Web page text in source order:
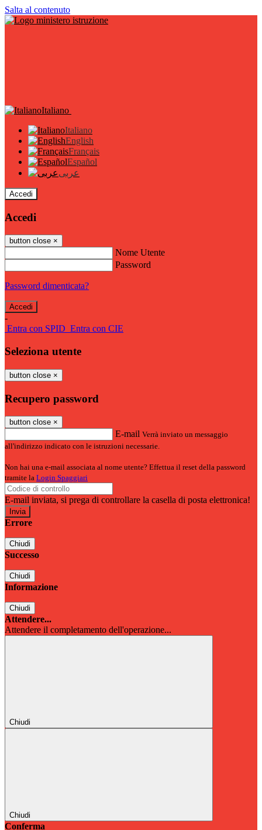
Salta al contenuto
Italiano
Italiano
English
Français
Español
عربى
Accedi
Accedi
button close ×
Nome Utente
Password
Password dimenticata?
-
Entra con SPID Entra con CIE
Seleziona utente
button close ×
Recupero password
button close ×
E-mail Verrà inviato un messaggio
all'indirizzo indicato con le istruzioni necessarie.
Non hai una e-mail associata al nome utente? Effettua il reset della password
tramite la Login Spaggiari
E-mail inviata, si prega di controllare la casella di posta elettronica!
Errore
Chiudi
Successo
Chiudi
Informazione
Chiudi
Attendere...
Attendere il completamento dell'operazione...
Chiudi
Chiudi
Conferma